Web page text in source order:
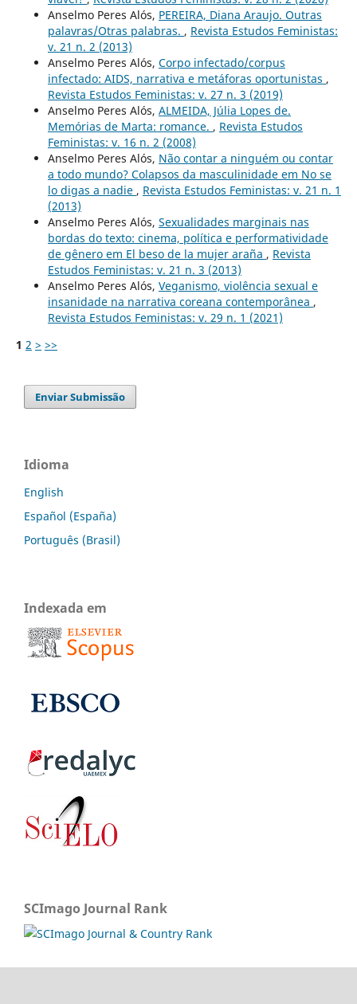
Anselmo Peres Alós, PEREIRA, Diana Araujo. Outras
palavras/Otras palabras. , Revista Estudos Feministas:
v. 21 n. 2 (2013)
Anselmo Peres Alós, Corpo infectado/corpus
infectado: AIDS, narrativa e metáforas oportunistas ,
Revista Estudos Feministas: v. 27 n. 3 (2019)
Anselmo Peres Alós, ALMEIDA, Júlia Lopes de.
Memórias de Marta: romance. , Revista Estudos
Feministas: v. 16 n. 2 (2008)
Anselmo Peres Alós, Não contar a ninguém ou contar
a todo mundo? Colapsos da masculinidade em No se
lo digas a nadie , Revista Estudos Feministas: v. 21 n. 1
(2013)
Anselmo Peres Alós, Sexualidades marginais nas
bordas do texto: cinema, política e performatividade
de gênero em El beso de la mujer araña , Revista
Estudos Feministas: v. 21 n. 3 (2013)
Anselmo Peres Alós, Veganismo, violência sexual e
insanidade na narrativa coreana contemporânea ,
Revista Estudos Feministas: v. 29 n. 1 (2021)
1 2 > >>
Enviar Submissão
Idioma
English
Español (España)
Português (Brasil)
Indexada em
SCImago Journal Rank